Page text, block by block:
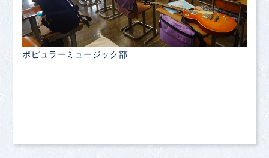
ポピュラーミュージック部